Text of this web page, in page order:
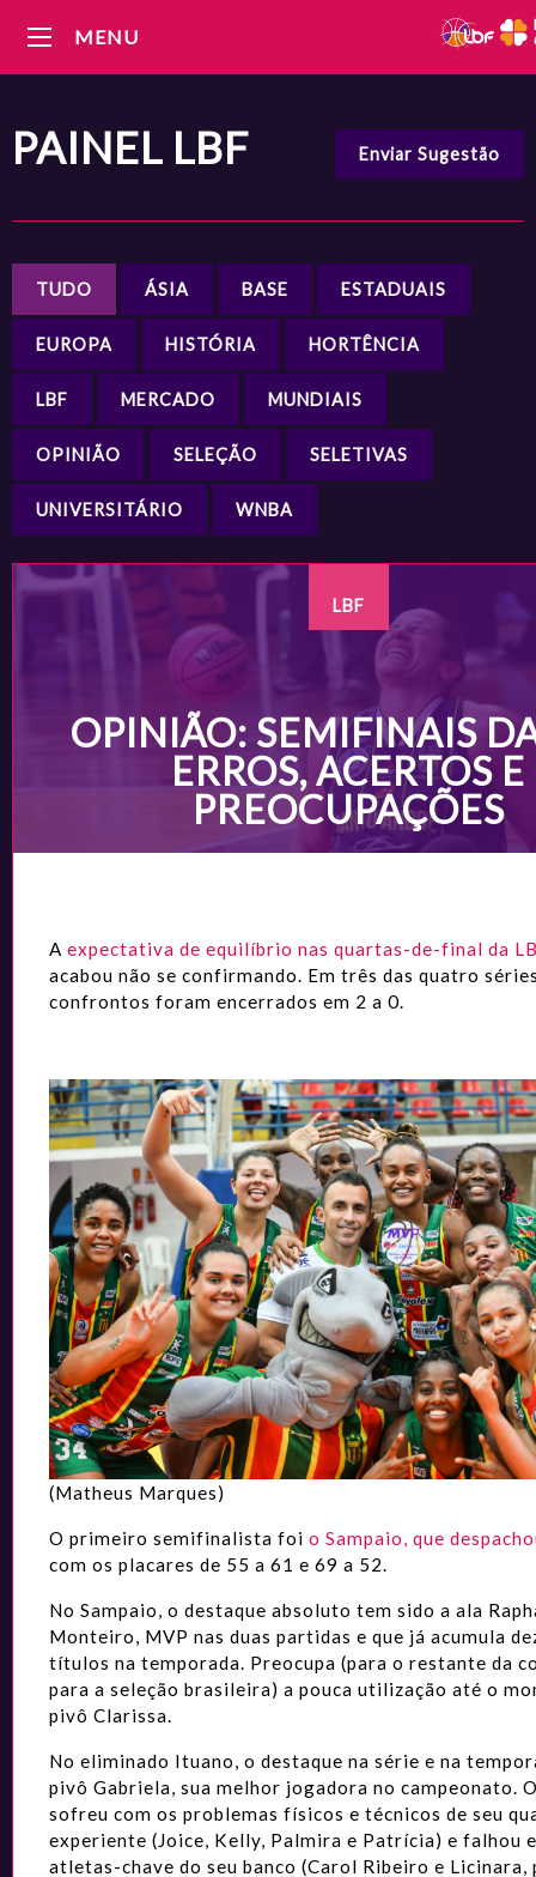
MENU
PAINEL LBF Enviar Sugestão
TUDO ÁSIA BASE ESTADUAIS
EUROPA HISTÓRIA HORTÊNCIA
LBF MERCADO MUNDIAIS
OPINIÃO SELEÇÃO SELETIVAS
UNIVERSITÁRIO WNBA
LBF
OPINIÃO: SEMIFINAIS
ERROS, ACERTOS E
PREOCUPAÇÕES
Aexpectativa de equilíbrio nas quartas-de-final da
acabou não se confirmando. Em três das quatro
confrontos foram encerrados em 2 a 0.
(Matheus Marques)
O primeiro semifinalista foio Sampaio, que
com os placares de 55 a 61 e 69 a 52.
No Sampaio, o destaque absoluto tem sido a ala
Monteiro, MVP nas duas partidas e que já acumula
títulos na temporada. Preocupa (para o restante da
para a seleção brasileira) a pouca utilização até o
pivô Clarissa.
No eliminado Ituano, o destaque na série e na
pivô Gabriela, sua melhor jogadora no campeonato.
sofreu com os problemas físicos e técnicos de seu
experiente (Joice, Kelly, Palmira e Patrícia) e falhou
atletas-chave do seu banco (Carol Ribeiro e Licinara,